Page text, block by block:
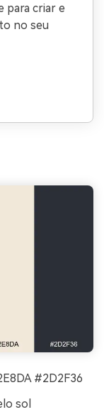
para criar e
no seu
#2D2F36
sol